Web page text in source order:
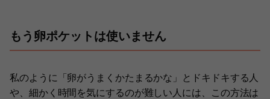
もう卵ポケットは使いません
私のように「卵がうまくかたまるかな」とドキドキする人
や、細かく時間を気にするのが難しい人には、この方法は